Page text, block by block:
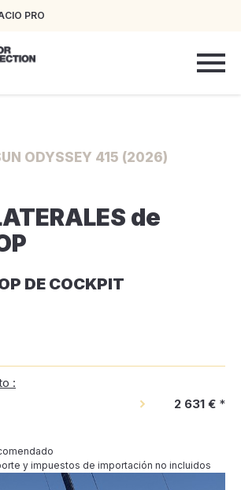
PRO
ODYSSEY 415 (2026)
de
DE COCKPIT
:
2 631 € *
y impuestos de importación no incluidos